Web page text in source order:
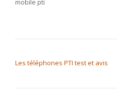
mobile pti
Les téléphones PTI test et avis